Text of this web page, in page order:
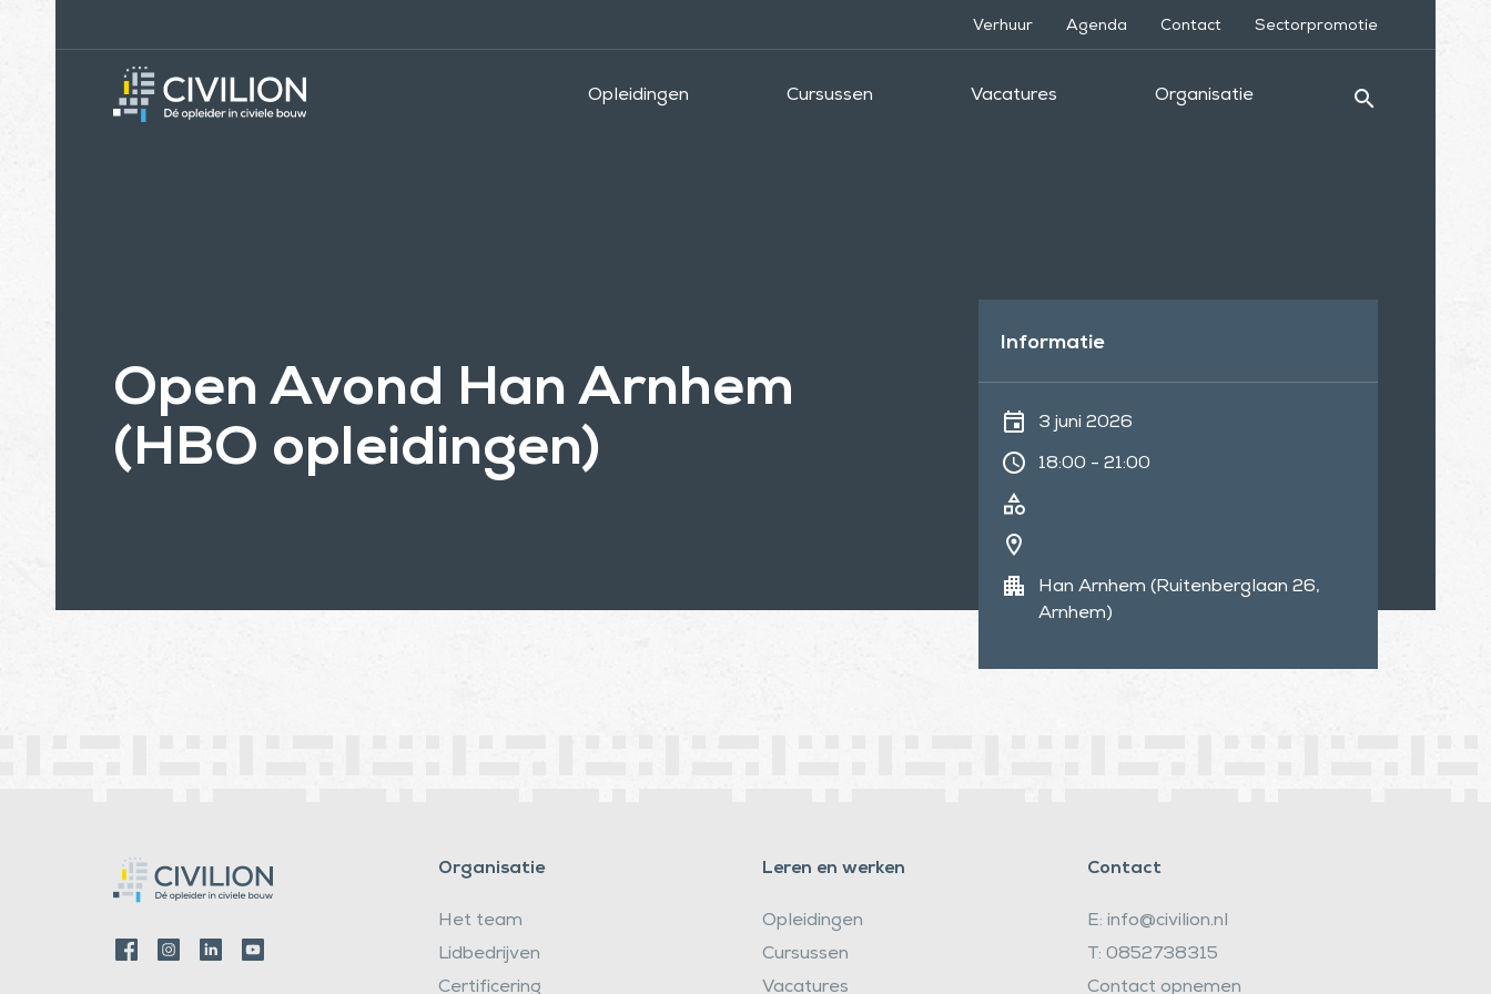
Verhuur Agenda Contact Sectorpromotie
Opleidingen Cursussen Vacatures Organisatie search
Open Avond Han Arnhem
(HBO opleidingen)
Informatie
event 3 juni 2026
schedule 18:00 - 21:00
category
location_on
apartment
Han Arnhem (Ruitenberglaan 26,
Arnhem)
Organisatie
Het team
Lidbedrijven
Certificering
Leren en werken
Opleidingen
Cursussen
Vacatures
Contact
E: info@civilion.nl
T: 0852738315
Contact opnemen